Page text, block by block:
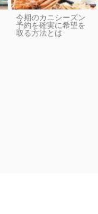
今期のカニシーズン
予約を確実に希望を
取る方法とは